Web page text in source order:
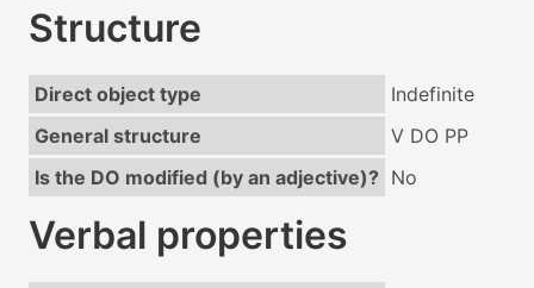
Structure
Direct object type
Indefinite
General structure
V DO PP
Is the DO modified (by an adjective)? No
Verbal properties